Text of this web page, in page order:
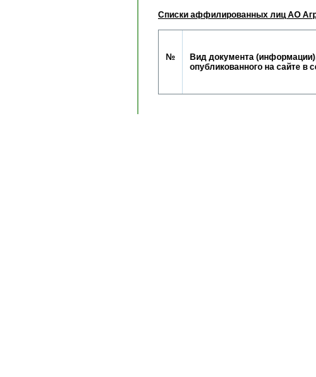
Списки аффилированных лиц АО
№
Вид документа
опубликованного на сайте в